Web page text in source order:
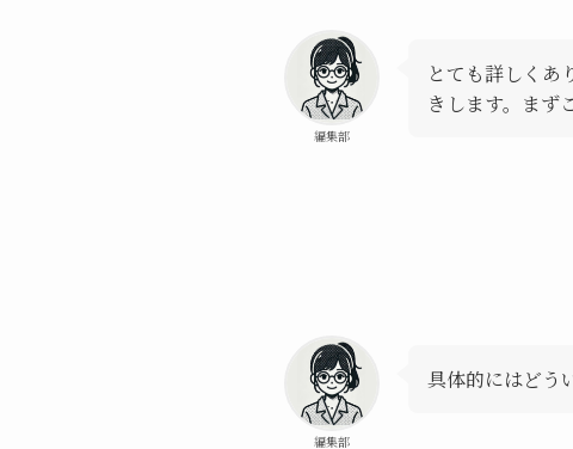
編集部
とても詳しくあ
きします。まず
編集部
具体的にはどう